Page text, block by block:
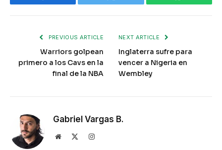
Facebook Twitter WhatsApp
PREVIOUS ARTICLE
Warriors golpean
primero a los Cavs en la
final de la NBA
NEXT ARTICLE
Inglaterra sufre para
vencer a Nigeria en
Wembley
Gabriel Vargas B.
Website Instagram